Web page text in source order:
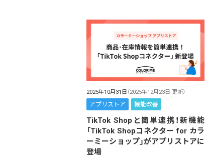
2025年10月31日 （2025年12月23日 更新）
アプリストア 機能改善
TikTok Shopと簡単連携！新機能
「TikTok Shopコネクター for カラ
ーミーショップ」がアプリストアに
登場